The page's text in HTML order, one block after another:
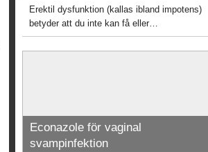
Erektil dysfunktion (kallas ibland impotens)
betyder att du inte kan få eller…
Econazole för vaginal
svampinfektion